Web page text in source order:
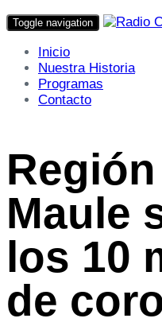
Toggle navigation
Inicio
Nuestra Historia
Programas
Contacto
Maule
los 10
de